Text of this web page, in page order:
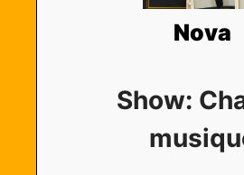
Nova
Show: